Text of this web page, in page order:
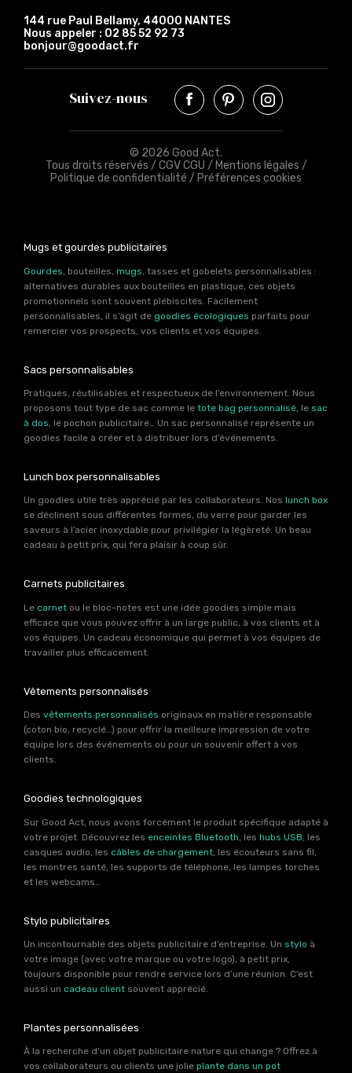
144 rue Paul Bellamy, 44000 NANTES
Nous appeler : 02 85 52 92 73
bonjour@goodact.fr
Suivez-nous
© 2026 Good Act.
Tous droits réservés / CGV CGU / Mentions légales /
Politique de confidentialité / Préférences cookies
Mugs et gourdes publicitaires
Gourdes , bouteilles, mugs , tasses et gobelets personnalisables :
alternatives durables aux bouteilles en plastique, ces objets
promotionnels sont souvent plébiscités. Facilement
personnalisables, il s’agit de goodies écologiques parfaits pour
remercier vos prospects, vos clients et vos équipes.
Sacs personnalisables
Pratiques, réutilisables et respectueux de l’environnement. Nous
proposons tout type de sac comme le tote bag personnalisé, le sac
à dos, le pochon publicitaire… Un sac personnalisé représente un
goodies facile à créer et à distribuer lors d’événements.
Lunch box personnalisables
Un goodies utile très apprécié par les collaborateurs. Nos lunch box
se déclinent sous différentes formes, du verre pour garder les
saveurs à l’acier inoxydable pour privilégier la légèreté. Un beau
cadeau à petit prix, qui fera plaisir à coup sûr.
Carnets publicitaires
Le carnet ou le bloc-notes est une idée goodies simple mais
efficace que vous pouvez offrir à un large public, à vos clients et à
vos équipes. Un cadeau économique qui permet à vos équipes de
travailler plus efficacement.
Vêtements personnalisés
Des vêtements personnalisés originaux en matière responsable
(coton bio, recyclé…) pour offrir la meilleure impression de votre
équipe lors des événements ou pour un souvenir offert à vos
clients.
Goodies technologiques
Sur Good Act, nous avons forcément le produit spécifique adapté à
votre projet. Découvrez les enceintes Bluetooth , les hubs USB , les
casques audio, les câbles de chargement , les écouteurs sans fil,
les montres santé, les supports de téléphone, les lampes torches
et les webcams…
Stylo publicitaires
Un incontournable des objets publicitaire d’entreprise. Un stylo à
votre image (avec votre marque ou votre logo), à petit prix,
toujours disponible pour rendre service lors d’une réunion. C’est
aussi un cadeau client souvent apprécié.
Plantes personnalisées
À la recherche d’un objet publicitaire nature qui change ? Offrez à
vos collaborateurs ou clients une jolie plante dans un pot